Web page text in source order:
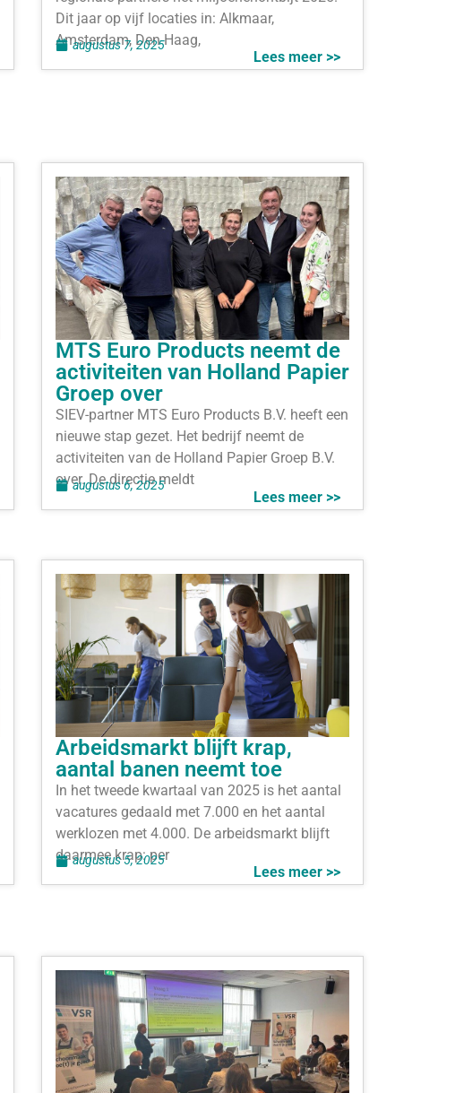
Dit jaar op vijf locaties in: Alkmaar,
Amsterdam, Den Haag,
Lees meer >>
augustus 7, 2025
MTS Euro Products neemt de
activiteiten van Holland Papier
Groep over
SIEV-partner MTS Euro Products B.V. heeft een
nieuwe stap gezet. Het bedrijf neemt de
activiteiten van de Holland Papier Groep B.V.
over. De directie meldt
Lees meer >>
augustus 6, 2025
Arbeidsmarkt blijft krap,
aantal banen neemt toe
In het tweede kwartaal van 2025 is het aantal
vacatures gedaald met 7.000 en het aantal
werklozen met 4.000. De arbeidsmarkt blijft
daarmee krap: per
Lees meer >>
augustus 5, 2025